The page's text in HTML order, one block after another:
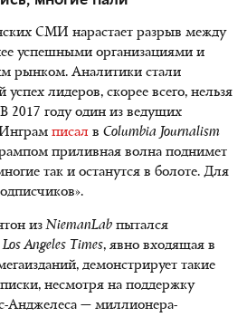
СМИ нарастает разрыв между
успешными организациями и
рынком. Аналитики стали
успех лидеров, скорее всего, нельзя
2017 году один из ведущих
писал в Columbia Journalism
приливная волна поднимет
так и останутся в болоте. Для
изNiemanLab пытался
Los Angeles Times, явно входящая в
демонстрирует такие
несмотря на поддержку
Анджелеса — миллионера-